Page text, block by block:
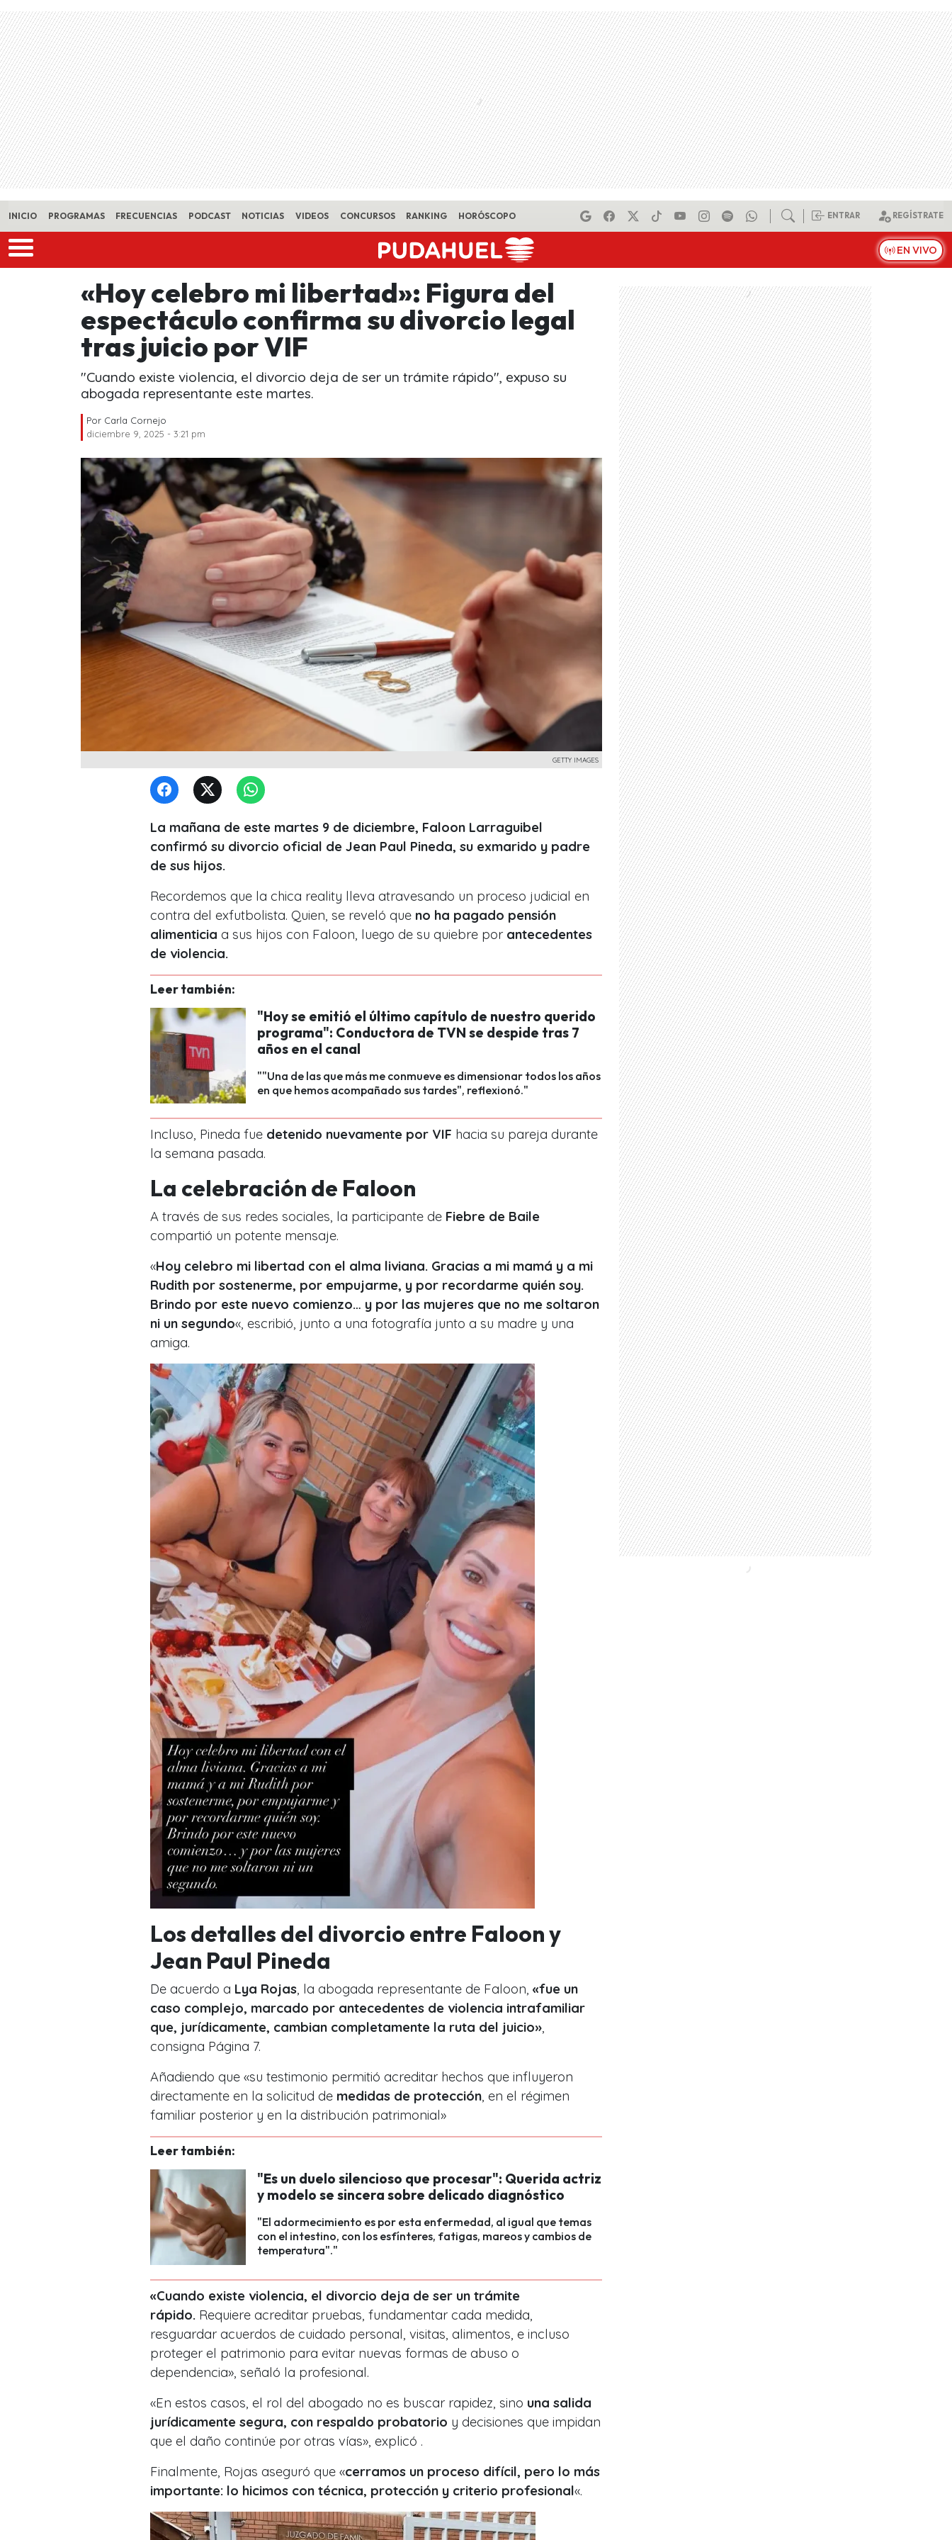
Skip to main content
INICIO PROGRAMAS FRECUENCIAS PODCAST NOTICIAS VIDEOS CONCURSOS RANKING HORÓSCOPO ENTRAR REGÍSTRATE
EN VIVO
«Hoy celebro mi libertad»: Figura del
espectáculo confirma su divorcio legal
tras juicio por VIF
"Cuando existe violencia, el divorcio deja de ser un trámite rápido", expuso su
abogada representante este martes.
Por Carla Cornejo
diciembre 9, 2025 - 3:21 pm
GETTY IMAGES
La mañana de este martes 9 de diciembre, Faloon Larraguibel
confirmó su divorcio oficial de Jean Paul Pineda, su exmarido y padre
de sus hijos.
Recordemos que la chica reality lleva atravesando un proceso judicial en
contra del exfutbolista. Quien, se reveló que no ha pagado pensión
alimenticia a sus hijos con Faloon, luego de su quiebre por antecedentes
de violencia.
Leer también:
"Hoy se emitió el último capítulo de nuestro querido
programa": Conductora de TVN se despide tras 7
años en el canal
""Una de las que más me conmueve es dimensionar todos los años
en que hemos acompañado sus tardes", reflexionó."
Incluso, Pineda fue detenido nuevamente por VIF hacia su pareja durante
la semana pasada.
La celebración de Faloon
A través de sus redes sociales, la participante de Fiebre de Baile
compartió un potente mensaje.
«Hoy celebro mi libertad con el alma liviana. Gracias a mi mamá y a mi
Rudith por sostenerme, por empujarme, y por recordarme quién soy.
Brindo por este nuevo comienzo… y por las mujeres que no me soltaron
ni un segundo«, escribió, junto a una fotografía junto a su madre y una
amiga.
Los detalles del divorcio entre Faloon y
Jean Paul Pineda
De acuerdo a Lya Rojas , la abogada representante de Faloon, «fue un
caso complejo, marcado por antecedentes de violencia intrafamiliar
que, jurídicamente, cambian completamente la ruta del juicio»
consigna Página 7.
Añadiendo que «su testimonio permitió acreditar hechos que influyeron
directamente en la solicitud de medidas de protección , en el régimen
familiar posterior y en la distribución patrimonial»
Leer también:
"Es un duelo silencioso que procesar": Querida actriz
y modelo se sincera sobre delicado diagnóstico
"El adormecimiento es por esta enfermedad, al igual que temas
con el intestino, con los esfínteres, fatigas, mareos y cambios de
temperatura"."
«Cuando existe violencia, el divorcio deja de ser un trámite
rápido. Requiere acreditar pruebas, fundamentar cada medida,
resguardar acuerdos de cuidado personal, visitas, alimentos, e incluso
proteger el patrimonio para evitar nuevas formas de abuso o
dependencia», señaló la profesional.
«En estos casos, el rol del abogado no es buscar rapidez, sino una salida
jurídicamente segura, con respaldo probatorio y decisiones que impidan
que el daño continúe por otras vías», explicó .
Finalmente, Rojas aseguró que «cerramos un proceso difícil, pero lo más
importante: lo hicimos con técnica, protección y criterio profesional«.